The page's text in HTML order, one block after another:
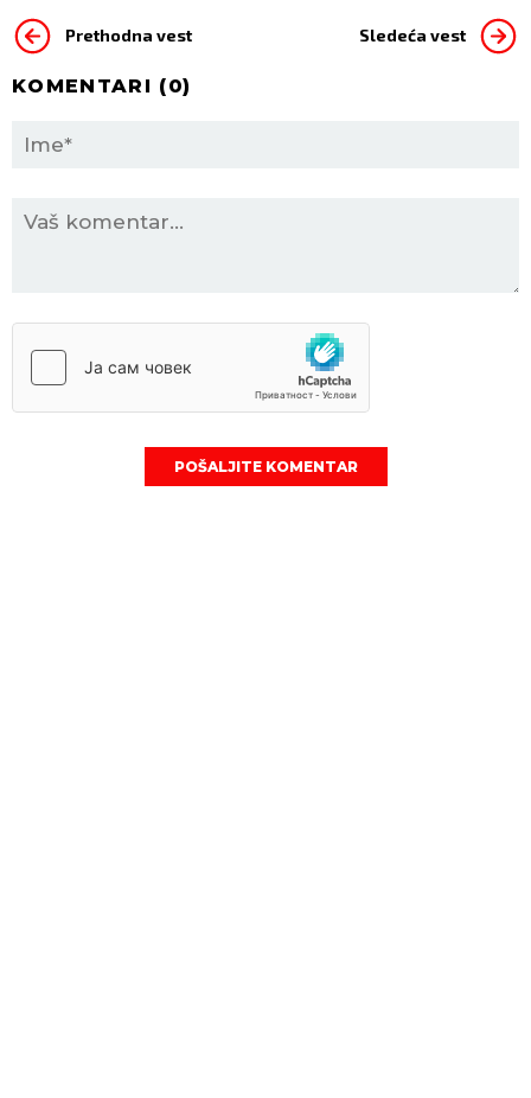
Prethodna vest Sledeća vest
KOMENTARI (0)
POŠALJITE KOMENTAR